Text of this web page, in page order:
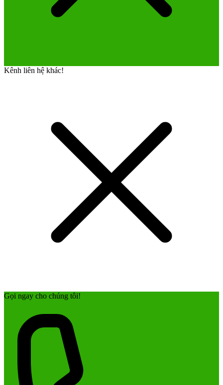
Kênh liên hệ khác!
Gọi ngay cho chúng tôi!